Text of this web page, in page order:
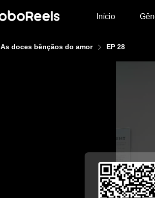
Início
As doces bênçãos do amor EP 28